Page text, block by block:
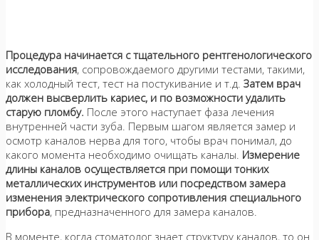
Процедура начинается с тщательного рентгенологического
исследования, сопровождаемого другими тестами, такими,
как холодный тест, тест на постукивание и т.д. Затем врач
должен высверлить кариес, и по возможности удалить
старую пломбу. После этого наступает фаза лечения
внутренней части зуба. Первым шагом является замер и
осмотр каналов нерва для того, чтобы врач понимал, до
какого момента необходимо очищать каналы. Измерение
длины каналов осуществляется при помощи тонких
металлических инструментов или посредством замера
изменения электрического сопротивления специального
прибора, предназначенного для замера каналов.
В моменте, когда стоматолог знает структуру каналов, то он